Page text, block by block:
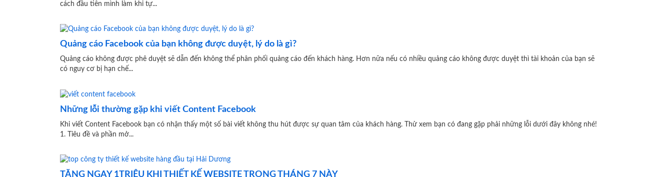
cách đầu tiên mình làm khi tự...
Quảng cáo Facebook của bạn không được duyệt, lý do là gì?
Quảng cáo không được phê duyệt sẽ dẫn đến không thể phân phối quảng cáo đến khách hàng. Hơn nữa nếu có nhiều quảng cáo không được duyệt thì tài khoản của bạn sẽ
có nguy cơ bị hạn chế...
Những lỗi thường gặp khi viết Content Facebook
Khi viết Content Facebook bạn có nhận thấy một số bài viết không thu hút được sự quan tâm của khách hàng. Thử xem bạn có đang gặp phải những lỗi dưới đây không nhé!
1. Tiêu đề và phần mở...
TẶNG NGAY 1TRIỆU KHI THIẾT KẾ WEBSITE TRONG THÁNG 7 NÀY